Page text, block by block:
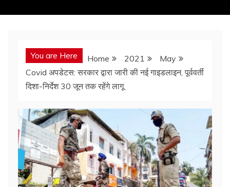
You are Here Home 2021
May
Covid अपडेटस: सरकार द्वारा जारी की नई गाइडलाइन, पूर्ववर्ती
दिशा-निर्देश 30 जून तक रहेंगे लागू